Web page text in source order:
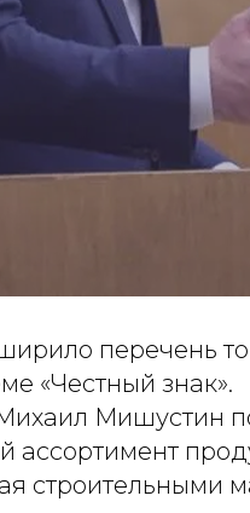
перечень
«Честный знак».
Мишустин
ассортимент
строительными